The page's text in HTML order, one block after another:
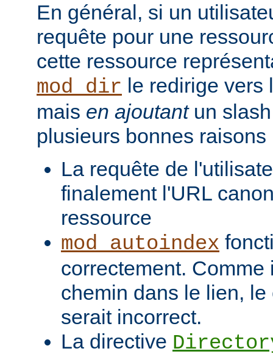
En général, si un
requête pour une
cette ressource
mod_dir le redirige vers
mais en ajoutantun slash
plusieurs bonnes raisons
La requête de
finalement l'URL
ressource
mod_autoindex
correctement.
chemin dans le lien,
serait incorrect.
La directive